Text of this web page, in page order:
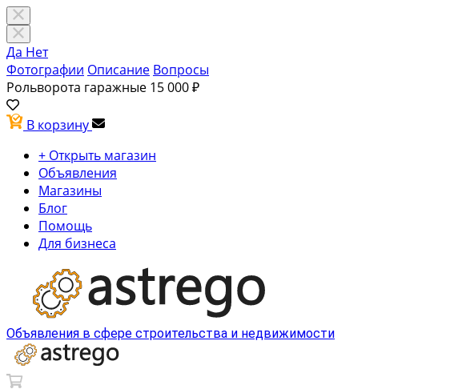
Да Нет
Фотографии Описание Вопросы
Рольворота гаражные 15 000 ₽
В корзину
+ Открыть магазин
Объявления
Магазины
Блог
Помощь
Для бизнеса
Объявления в сфере строительства и недвижимости